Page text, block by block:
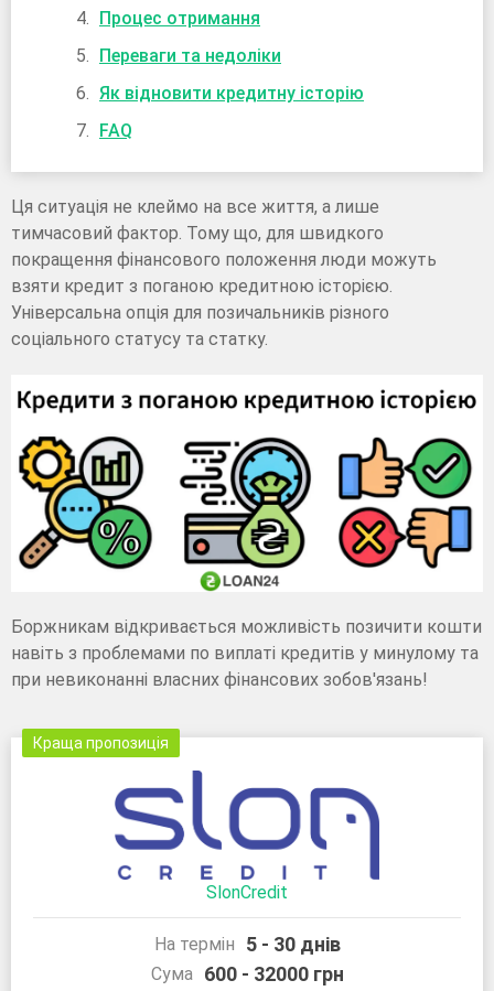
Процес отримання
Переваги та недоліки
Як відновити кредитну історію
FAQ
Ця ситуація не клеймо на все життя, а лише
тимчасовий фактор. Тому що, для швидкого
покращення фінансового положення люди можуть
взяти кредит з поганою кредитною історією.
Універсальна опція для позичальників різного
соціального статусу та статку.
Боржникам відкривається можливість позичити кошти
навіть з проблемами по виплаті кредитів у минулому та
при невиконанні власних фінансових зобов'язань!
Краща пропозиція
SlonCredit
На термін 5 - 30 днів
Сума 600 - 32000 грн